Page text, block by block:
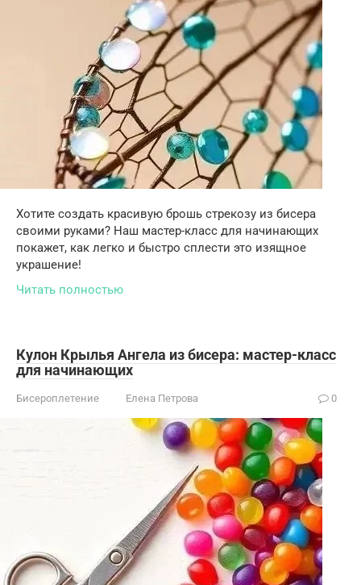
Хотите создать красивую брошь стрекозу из бисера
своими руками? Наш мастер-класс для начинающих
покажет, как легко и быстро сплести это изящное
украшение!
Читать полностью
Кулон Крылья Ангела из бисера: мастер-класс
для начинающих
Бисероплетение Елена Петрова 0